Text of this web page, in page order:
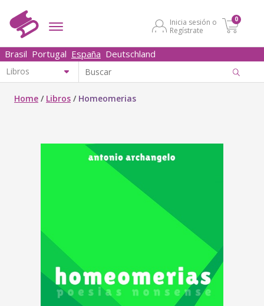
Inicia sesión o
Regístrate
0
Brasil Portugal España Deutschland
Home / Libros / Homeomerias